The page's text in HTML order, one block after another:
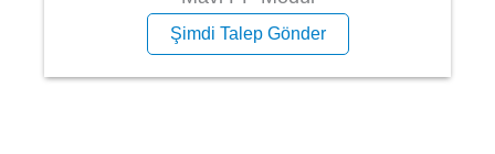
Şimdi Talep Gönder